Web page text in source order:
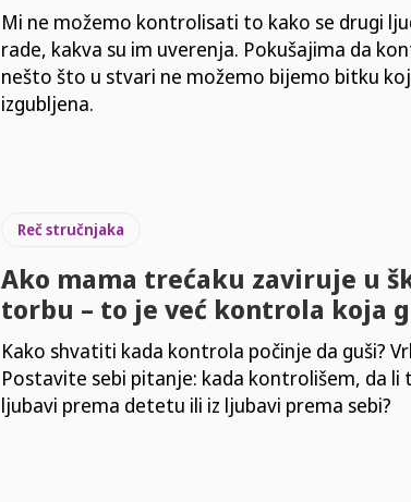
Mi ne možemo kontrolisati to kako se drugi
rade, kakva su im uverenja. Pokušajima da
nešto što u stvari ne možemo bijemo bitku
izgubljena.
Reč stručnjaka
Ako mama trećaku zaviruje u
torbu – to je već kontrola koja
Kako shvatiti kada kontrola počinje da guši?
Postavite sebi pitanje: kada kontrolišem, da li
ljubavi prema detetu ili iz ljubavi prema sebi?